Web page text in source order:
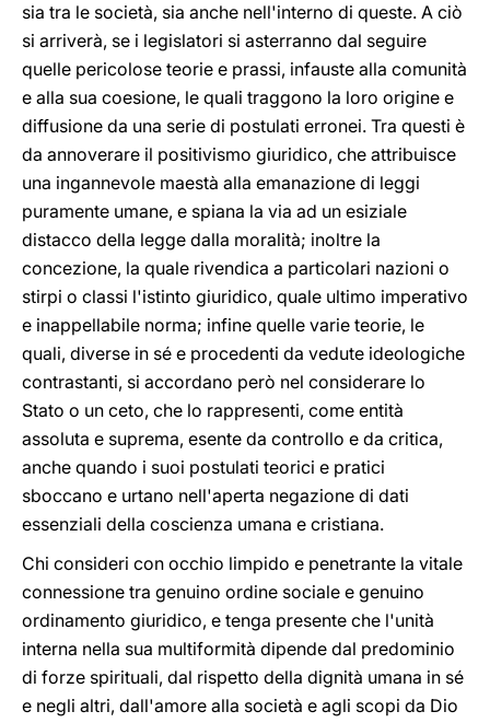
sia tra le società, sia anche nell'interno di queste. A ciò
si arriverà, se i legislatori si asterranno dal seguire
quelle pericolose teorie e prassi, infauste alla comunità
e alla sua coesione, le quali traggono la loro origine e
diffusione da una serie di postulati erronei. Tra questi è
da annoverare il positivismo giuridico, che attribuisce
una ingannevole maestà alla emanazione di leggi
puramente umane, e spiana la via ad un esiziale
distacco della legge dalla moralità; inoltre la
concezione, la quale rivendica a particolari nazioni o
stirpi o classi l'istinto giuridico, quale ultimo imperativo
e inappellabile norma; infine quelle varie teorie, le
quali, diverse in sé e procedenti da vedute ideologiche
contrastanti, si accordano però nel considerare lo
Stato o un ceto, che lo rappresenti, come entità
assoluta e suprema, esente da controllo e da critica,
anche quando i suoi postulati teorici e pratici
sboccano e urtano nell'aperta negazione di dati
essenziali della coscienza umana e cristiana.
Chi consideri con occhio limpido e penetrante la vitale
connessione tra genuino ordine sociale e genuino
ordinamento giuridico, e tenga presente che l'unità
interna nella sua multiformità dipende dal predominio
di forze spirituali, dal rispetto della dignità umana in sé
e negli altri, dall'amore alla società e agli scopi da Dio